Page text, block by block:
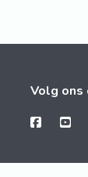
Volg ons